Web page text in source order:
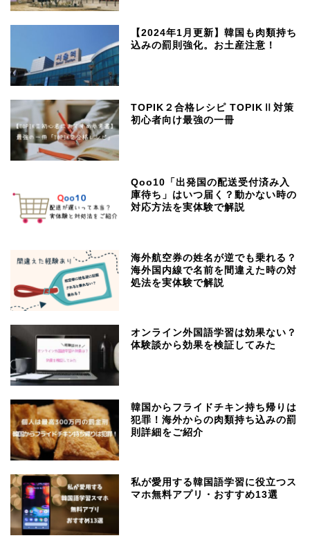
【2024年1月更新】韓国も肉類持ち
込みの罰則強化。お土産注意！
TOPIK２合格レシピ TOPIKⅡ対策
初心者向け最強の一冊
Qoo10「出発国の配送受付済み入
庫待ち」はいつ届く？動かない時の
対応方法を実体験で解説
海外航空券の姓名が逆でも乗れる？
海外国内線で名前を間違えた時の対
処法を実体験で解説
オンライン外国語学習は効果ない？
体験談から効果を検証してみた
韓国からフライドチキン持ち帰りは
犯罪！海外からの肉類持ち込みの罰
則詳細をご紹介
私が愛用する韓国語学習に役立つス
マホ無料アプリ・おすすめ13選